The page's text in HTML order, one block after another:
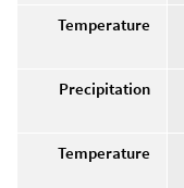
Temperature
Precipitation
Temperature